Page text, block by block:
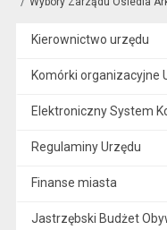
Kierownictwo urzędu
Komórki organizacyjne
Elektroniczny System
Regulaminy Urzędu
Finanse miasta
Jastrzębski Budżet